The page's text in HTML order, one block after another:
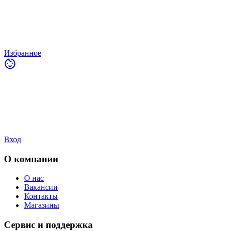
Избранное
Вход
О компании
О нас
Вакансии
Контакты
Магазины
Сервис и поддержка